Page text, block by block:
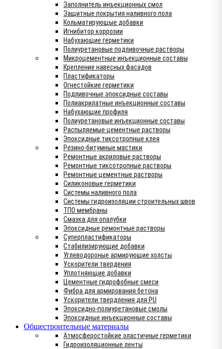
Заполнитель инъекционных смол
Защитные покрытия наливного пола
Кольматирующые добавки
Игнибитор коррозии
Набухающие герметики
Полиуретановые подливочные растворы
Микроцементные инъекционные составы
Крепление навесных фасадов
Пластификаторы
Огнестойкие герметики
Подливочные эпоксидные составы
Полиакрилатные инъекционные составы
Набухающие профиля
Полиуретановые инъекционные составы
Распыляемые цементные растворы
Эпоксидные тиксотропные клея
Резино-битумные мастики
Ремонтные акриловые растворы
Ремонтные тиксотропные растворы
Ремонтные цементные растворы
Силиконовые герметики
Системы наливного пола
Системы гидроизоляции строительных швов
ТПО мембраны
Смазка для опалубки
Эпоксидные ремонтные растворы
Суперпластификаторы
Стабилизирующие добавки
Углеводороные армирующие холсты
Ускорители твердения
Уплотняющие добавки
Цементные гидрофобные смеси
Фибра для армирования бетона
Ускорители твердления для PU
Эпоксидно-полиуретановые смолы
Эпоксидные инъекционные составы
Общестроительные материалы
Атмосферостойкие эластичные герметики
Гидроизоляционные ленты